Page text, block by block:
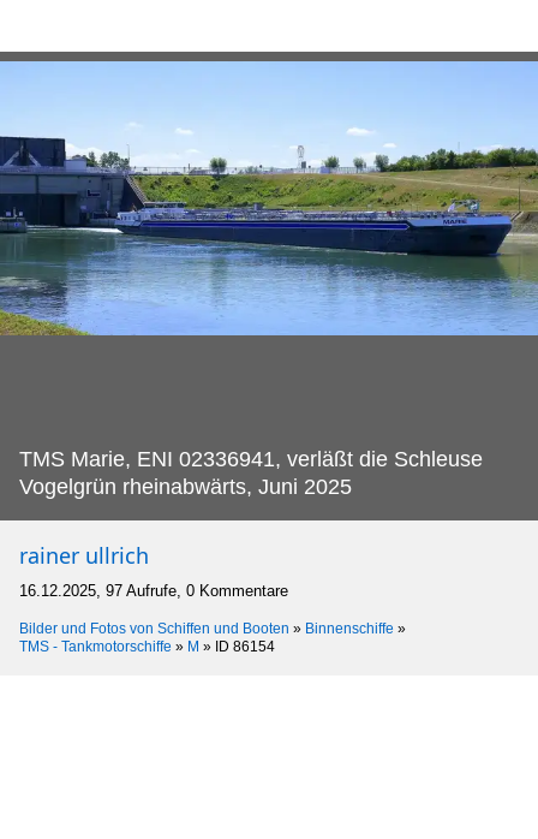
TMS Marie, ENI 02336941, verläßt die Schleuse
Vogelgrün rheinabwärts, Juni 2025
rainer ullrich
16.12.2025, 97 Aufrufe, 0 Kommentare
Bilder und Fotos von Schiffen und Booten » Binnenschiffe »
TMS - Tankmotorschiffe » M » ID 86154